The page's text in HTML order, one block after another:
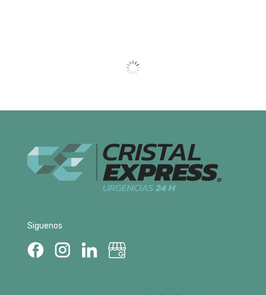
Siguenos